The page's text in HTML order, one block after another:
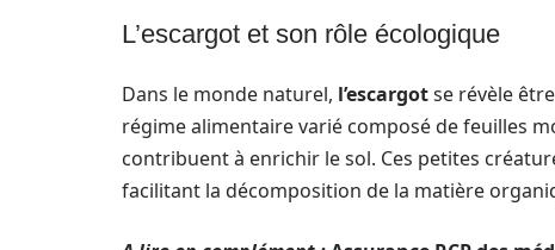
L’escargot et son rôle écologique
Dans le monde naturel, l’escargotse révèle
régime alimentaire varié composé de feuilles
contribuent à enrichir le sol. Ces petites
facilitant la décomposition de la matière